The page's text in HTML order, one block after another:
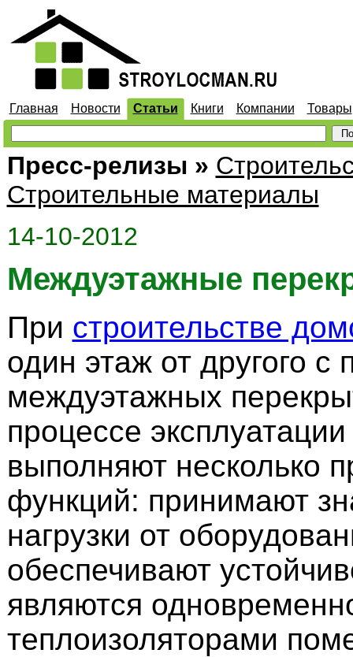
Главная Новости Статьи Книги Компании Товары
Пресс-релизы »
Строительные материалы
14-10-2012
Междуэтажные
При строительстве
один этаж от другого
междуэтажных
процессе
выполняют несколько
функций: принимают
нагрузки от
обеспечивают
являются
теплоизоляторами